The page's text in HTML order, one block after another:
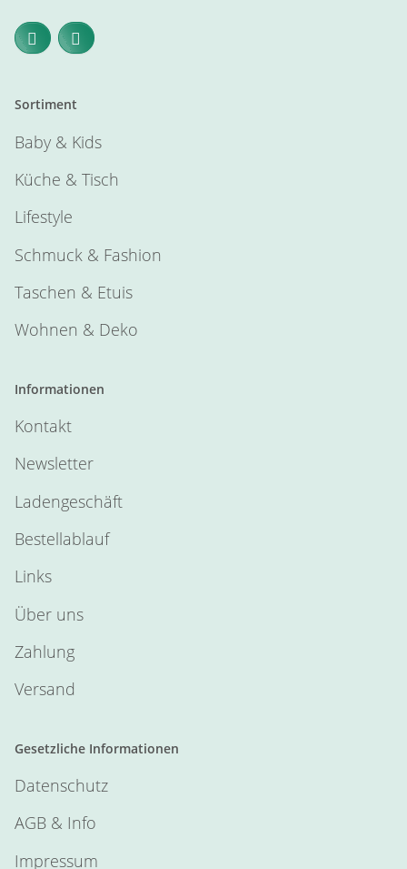
Sortiment
Baby & Kids
Küche & Tisch
Lifestyle
Schmuck & Fashion
Taschen & Etuis
Wohnen & Deko
Informationen
Kontakt
Newsletter
Ladengeschäft
Bestellablauf
Links
Über uns
Zahlung
Versand
Gesetzliche Informationen
Datenschutz
AGB & Info
Impressum